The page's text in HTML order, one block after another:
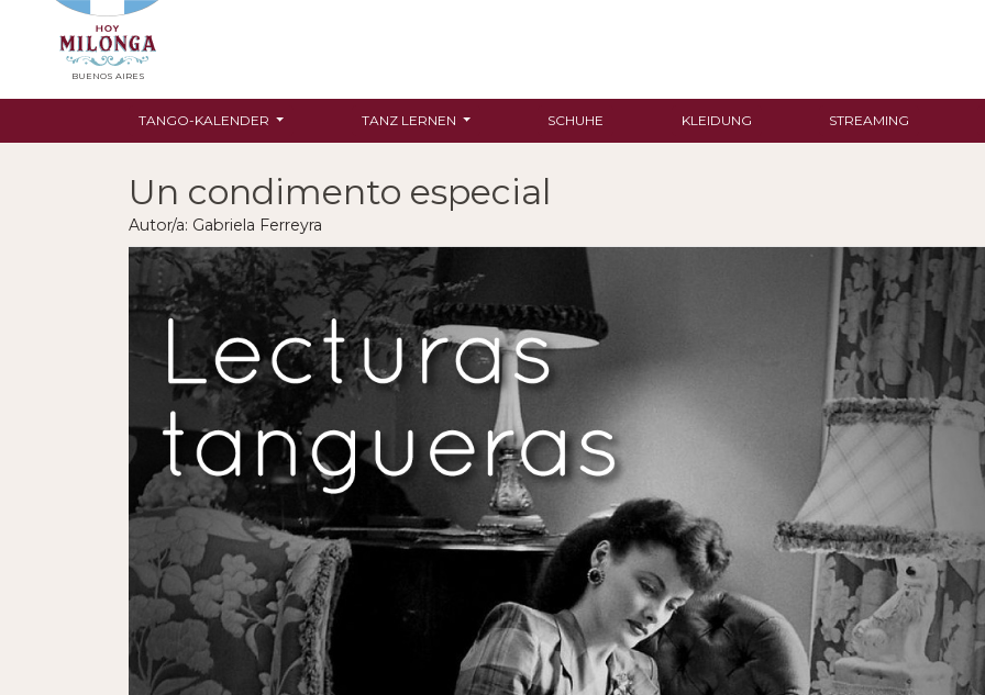
BUENOS AIRES
TANGO-KALENDER TANZ LERNEN SCHUHE KLEIDUNG STREAMING
Un condimento especial
Autor/a: Gabriela Ferreyra